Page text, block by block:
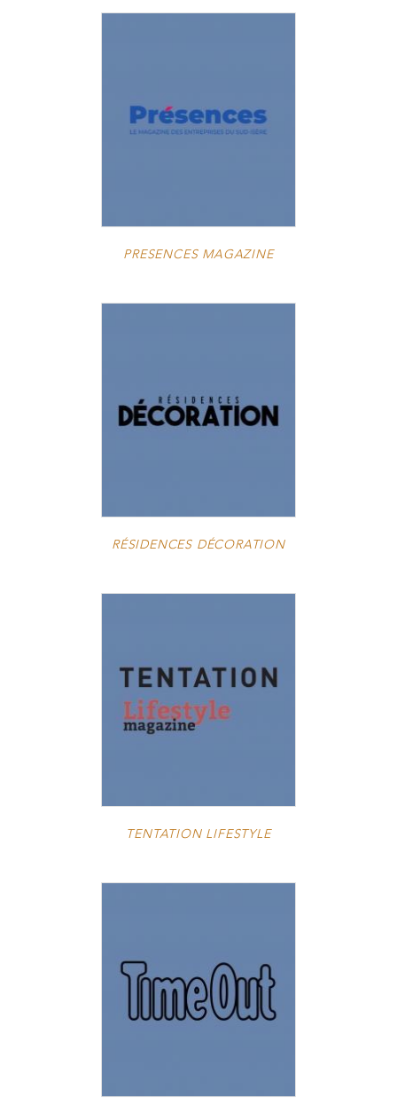
PRESENCES MAGAZINE
RÉSIDENCES DÉCORATION
TENTATION LIFESTYLE